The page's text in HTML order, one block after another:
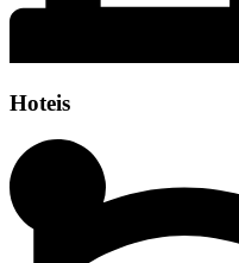
Hoteis